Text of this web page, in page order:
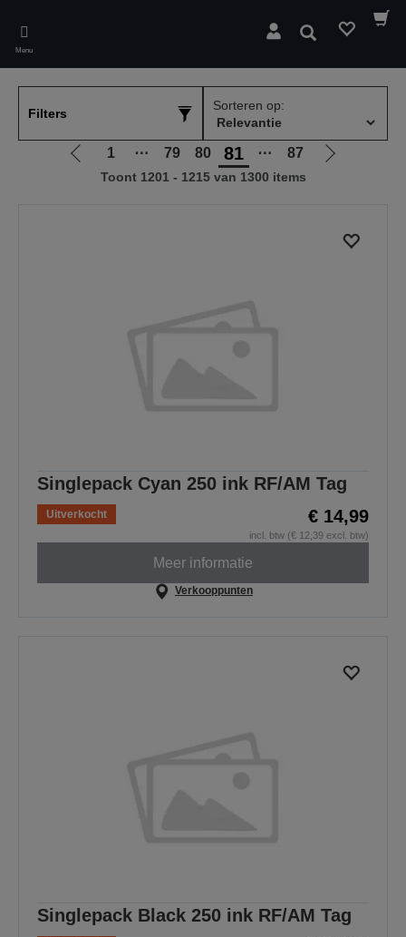
main
content
Menu
Zoeken
Filters
Sorteren op:
Ga
naar
1 ⋯ 79 80 81 ⋯ 87
Ga
pagina
Toont 1201 - 1215 van 1300 items
Singlepack Cyan 250 ink RF/AM Tag
Uitverkocht € 14,99
incl. btw (€ 12,39 excl. btw)
Meer informatie
Verkooppunten
Singlepack Black 250 ink RF/AM Tag